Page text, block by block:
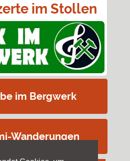
im Stollen
im Bergwerk
Wanderungen